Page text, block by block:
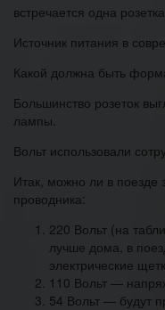
встречается одна
Источник питания в
Какой должна быть
Большинство розеток
лампы.
Вольт использовали
Итак, можно ли в поезде
проводника:
220 Вольт (на
лучше дома, в
электрические
110 Вольт —
54 Вольт — будут